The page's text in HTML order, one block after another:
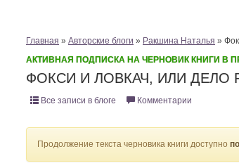
Главная » Авторские блоги » Ракшина Наталья »
АКТИВНАЯ ПОДПИСКА НА ЧЕРНОВИК КНИГИ В
ФОКСИ И ЛОВКАЧ, ИЛИ ДЕЛО
Все записи в блоге Комментарии
Продолжение текста черновика книги доступно